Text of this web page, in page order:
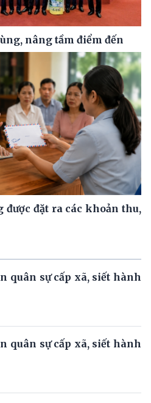
nâng tầm điểm đến
đặt ra các khoản thu,
quân sự cấp xã, siết hành
quân sự cấp xã, siết hành